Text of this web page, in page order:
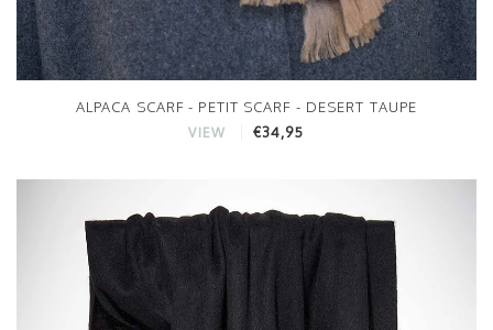
ALPACA SCARF - PETIT SCARF - DESERT TAUPE
VIEW €34,95